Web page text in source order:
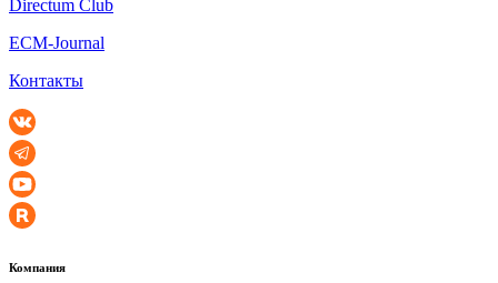
Directum Club
ECM-Journal
Контакты
Компания